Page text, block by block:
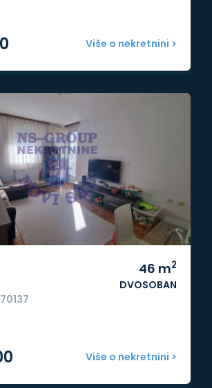
Više o nekretnini >
46 m2
DVOSOBAN
Više o nekretnini >